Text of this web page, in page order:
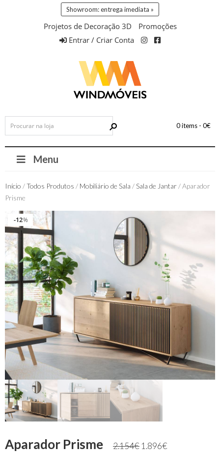
Showroom: entrega imediata »
Projetos de Decoração 3D
Promoções
Entrar / Criar Conta
0 items - 0€
Menu
Início /Todos Produtos / Mobiliário de Sala / Sala de Jantar/ Aparador
Prisme
%
12%
12
Aparador Prisme 2.154€ 1.896€